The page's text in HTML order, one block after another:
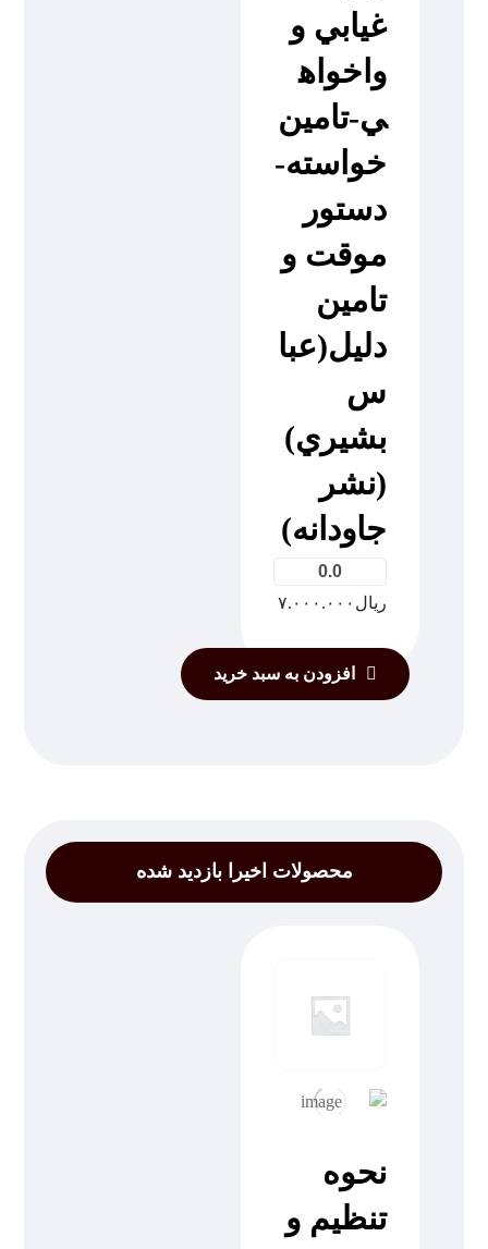
غيابي و
واخواه
ي-تامين
خواسته-
دستور
موقت و
تامين
دليل(عبا
س
بشيري)
(نشر
جاودانه)
0.0
ریال ۷.۰۰۰.۰۰۰
افزودن به سبد خرید
محصولات اخیرا بازدید شده
نحوه
تنظيم و